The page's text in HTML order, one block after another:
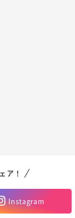
ア！
Instagram